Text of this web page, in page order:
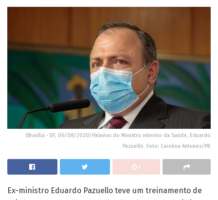
(Brasília - DF, 06/08/2020) Palavras do Ministro interino da Saúde, Eduardo
Pazuello. Foto: Carolina Antunes/PR
Ex-ministro Eduardo Pazuello teve um treinamento de